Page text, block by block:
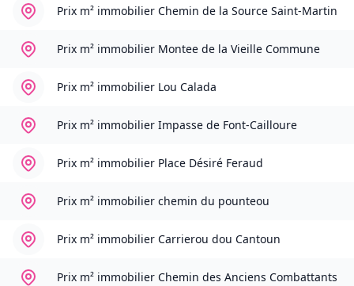
Prix m² immobilier Chemin de la Source Saint-Martin
Prix m² immobilier Montee de la Vieille Commune
Prix m² immobilier Lou Calada
Prix m² immobilier Impasse de Font-Cailloure
Prix m² immobilier Place Désiré Feraud
Prix m² immobilier chemin du pounteou
Prix m² immobilier Carrierou dou Cantoun
Prix m² immobilier Chemin des Anciens Combattants